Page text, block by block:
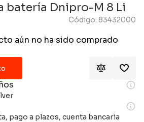
batería Dnipro-M 8 Li
Código: 83432000
aún no ha sido comprado
pago a plazos, cuenta bancaria